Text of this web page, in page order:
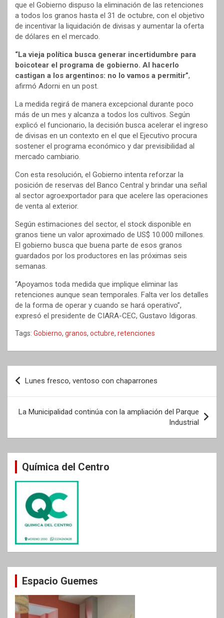
que el Gobierno dispuso la eliminación de las retenciones
a todos los granos hasta el 31 de octubre, con el objetivo
de incentivar la liquidación de divisas y aumentar la oferta
de dólares en el mercado.
“La vieja política busca generar incertidumbre para
boicotear el programa de gobierno. Al hacerlo
castigan a los argentinos: no lo vamos a permitir”,
afirmó Adorni en un post.
La medida regirá de manera excepcional durante poco
más de un mes y alcanza a todos los cultivos. Según
explicó el funcionario, la decisión busca acelerar el ingreso
de divisas en un contexto en el que el Ejecutivo procura
sostener el programa económico y dar previsibilidad al
mercado cambiario.
Con esta resolución, el Gobierno intenta reforzar la
posición de reservas del Banco Central y brindar una señal
al sector agroexportador para que acelere las operaciones
de venta al exterior.
Según estimaciones del sector, el stock disponible en
granos tiene un valor aproximado de US$ 10.000 millones.
El gobierno busca que buena parte de esos granos
guardados por los productores en las próximas seis
semanas.
“Apoyamos toda medida que implique eliminar las
retenciones aunque sean temporales. Falta ver los detalles
de la forma de operar y cuando se hará operativo”,
expresó el presidente de CIARA-CEC, Gustavo Idigoras.
Tags: Gobierno, granos, octubre, retenciones
Navegación
de
entradas
Lunes fresco, ventoso con chaparrones
La Municipalidad continúa con la ampliación del Parque
Industrial
Química del Centro
Espacio Guemes